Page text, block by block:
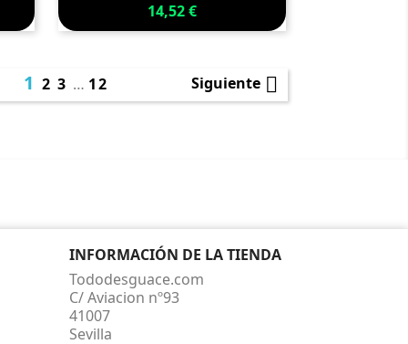
14,52 €
123 … 12 Siguiente 
INFORMACIÓN DE LA TIENDA
Tododesguace.com
C/ Aviacion nº93
41007
Sevilla